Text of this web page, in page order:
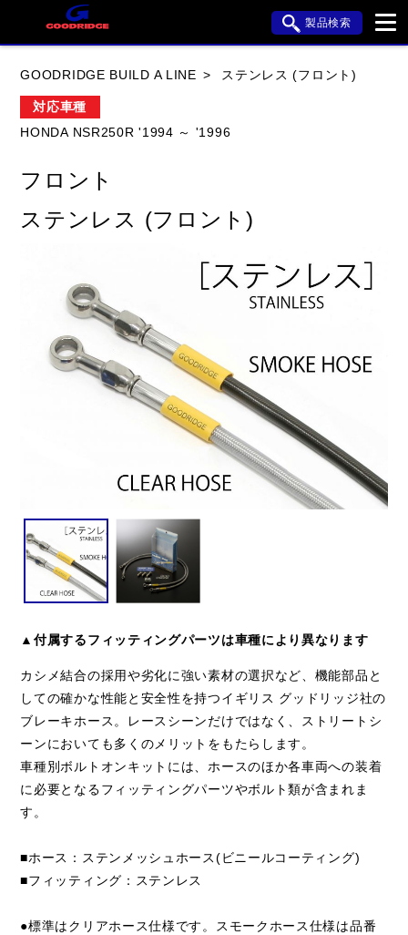
製品検索
HYOSUNG
閉じる
GOODRIDGE BUILD A LINE ステンレス (フロント)
対応車種
HONDA NSR250R '1994 ～ '1996
フロント
ステンレス (フロント)
▲付属するフィッティングパーツは車種により異なります
カシメ結合の採用や劣化に強い素材の選択など、機能部品と
しての確かな性能と安全性を持つイギリス グッドリッジ社の
ブレーキホース。レースシーンだけではなく、ストリートシ
ーンにおいても多くのメリットをもたらします。
車種別ボルトオンキットには、ホースのほか各車両への装着
に必要となるフィッティングパーツやボルト類が含まれま
す。
■ホース：ステンメッシュホース(ビニールコーティング)
■フィッティング：ステンレス
●標準はクリアホース仕様です。スモークホース仕様は品番